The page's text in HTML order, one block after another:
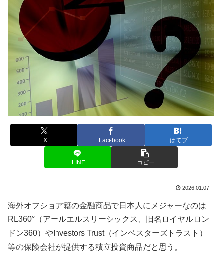
X Facebook はてブ
LINE コピー
2026.01.07
海外オフショア籍の金融商品で日本人にメジャーなのは
RL360°（アールエルスリーシックス、旧名ロイヤルロン
ドン360）やInvestors Trust（インベスターズトラスト）
等の保険会社が提供する積立投資商品だと思う。